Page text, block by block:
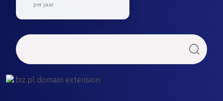
per jaar